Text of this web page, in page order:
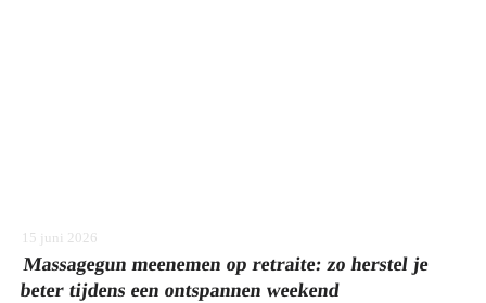
15 juni 2026
Massagegun meenemen op retraite: zo herstel je
beter tijdens een ontspannen weekend